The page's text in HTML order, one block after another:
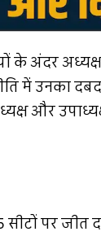
के अंदर
में उनका
और
सीटों पर जीत